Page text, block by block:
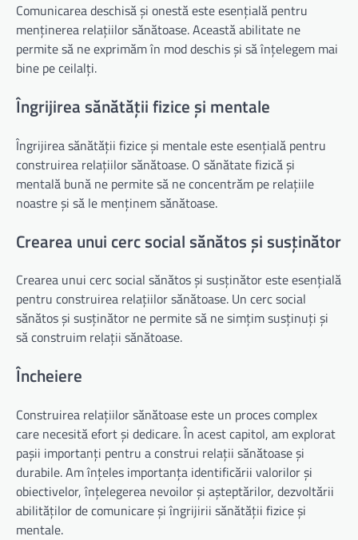
Comunicarea deschisă și onestă este esențială pentru
menținerea relațiilor sănătoase. Această abilitate ne
permite să ne exprimăm în mod deschis și să înțelegem mai
bine pe ceilalți.
Îngrijirea sănătății fizice și mentale
Îngrijirea sănătății fizice și mentale este esențială pentru
construirea relațiilor sănătoase. O sănătate fizică și
mentală bună ne permite să ne concentrăm pe relațiile
noastre și să le menținem sănătoase.
Crearea unui cerc social sănătos și susținător
Crearea unui cerc social sănătos și susținător este esențială
pentru construirea relațiilor sănătoase. Un cerc social
sănătos și susținător ne permite să ne simțim susținuți și
să construim relații sănătoase.
Încheiere
Construirea relațiilor sănătoase este un proces complex
care necesită efort și dedicare. În acest capitol, am explorat
pașii importanți pentru a construi relații sănătoase și
durabile. Am înțeles importanța identificării valorilor și
obiectivelor, înțelegerea nevoilor și așteptărilor, dezvoltării
abilităților de comunicare și îngrijirii sănătății fizice și
mentale.